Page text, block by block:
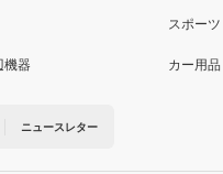
スポー
機器 カー用
ニュースレター